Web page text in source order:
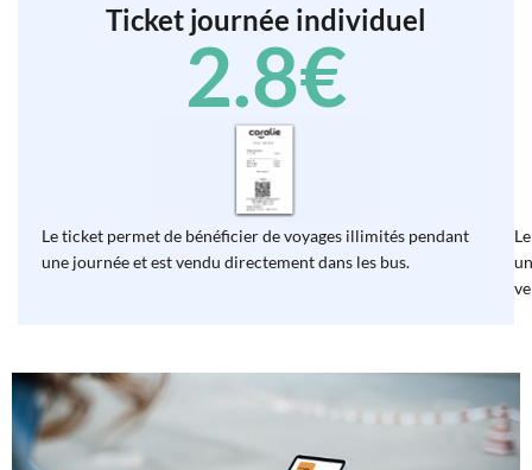
Ticket journée individuel
2.8€
Le ticket permet de bénéficier de voyages illimités pendant
une journée et est vendu directement dans les bus.